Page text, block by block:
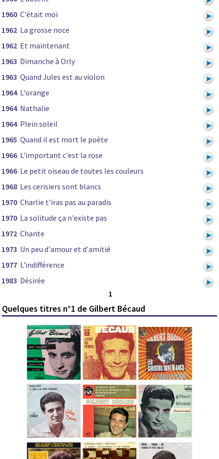
1960 C'était moi
1962 La grosse noce
1962 Et maintenant
1963 Dimanche à Orly
1963 Quand Jules est au violon
1964 L'orange
1964 Nathalie
1964 Plein soleil
1965 Quand il est mort le poète
1966 L'important c'est la rose
1966 Le petit oiseau de toutes les couleurs
1968 Les cerisiers sont blancs
1970 Charlie t'iras pas au paradis
1970 La solitude ça n'existe pas
1972 Chante
1973 Un peu d'amour et d'amitié
1977 L'indifférence
1983 Désirée
1
Quelques titres n°1 de Gilbert Bécaud